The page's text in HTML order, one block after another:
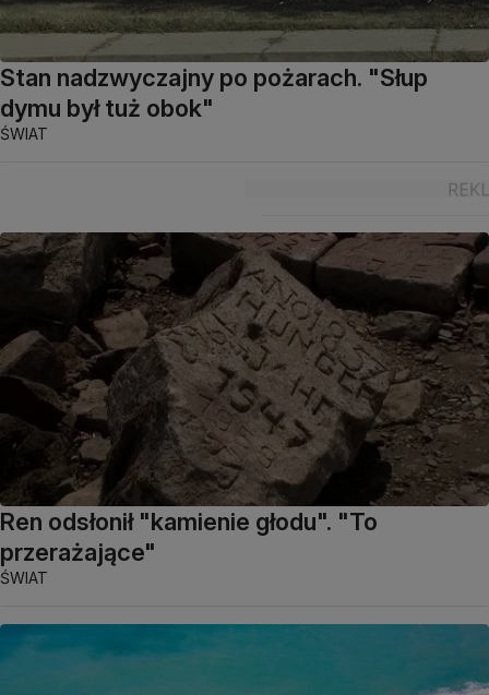
Stan nadzwyczajny po pożarach. "Słup
dymu był tuż obok"
ŚWIAT
Ren odsłonił "kamienie głodu". "To
przerażające"
ŚWIAT